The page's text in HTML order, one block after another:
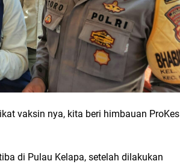
vaksin nya, kita beri himbauan ProKes
di Pulau Kelapa, setelah dilakukan